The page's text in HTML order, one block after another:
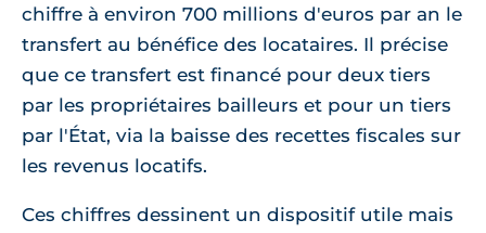
chiffre à environ 700 millions d'euros par an le
transfert au bénéfice des locataires. Il précise
que ce transfert est financé pour deux tiers
par les propriétaires bailleurs et pour un tiers
par l'État, via la baisse des recettes fiscales sur
les revenus locatifs.
Ces chiffres dessinent un dispositif utile mais